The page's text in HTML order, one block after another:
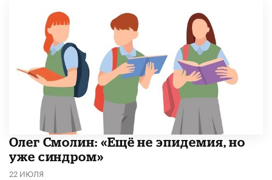
​Олег Смолин: «Ещё не эпидемия, но
уже синдром»
22 ИЮЛЯ